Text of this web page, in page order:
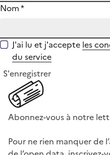
Nom*
J'ai lu et j'accepte les
du service
S'enregistrer
Abonnez-vous à notre
Pour ne rien manquer de